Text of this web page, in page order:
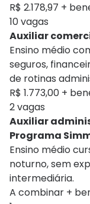
R$ 2.178,97 +
10 vagas
Auxiliar
Ensino médio
seguros,
de rotinas
R$ 1.773,00 +
2 vagas
Auxiliar
Programa
Ensino médio
noturno, sem
intermediária.
A combinar +